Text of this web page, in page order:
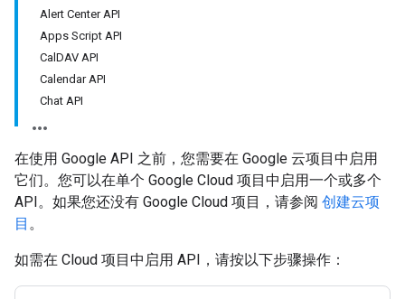
Alert Center API
Apps Script API
CalDAV API
Calendar API
Chat API
在使用 Google API 之前，您需要在 Google 云项目中启用
它们。您可以在单个 Google Cloud 项目中启用一个或多个
API。如果您还没有 Google Cloud 项目，请参阅 创建云项
目 。
如需在 Cloud 项目中启用 API，请按以下步骤操作：